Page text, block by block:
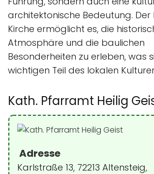
architektonische Bedeutung. Der
Kirche ermöglicht es, die
Atmosphäre und die baulichen
Besonderheiten zu erleben, was
wichtigen Teil des lokalen
Kath. Pfarramt Heilig
Adresse
Karlstraße 13, 72213 Altensteig,